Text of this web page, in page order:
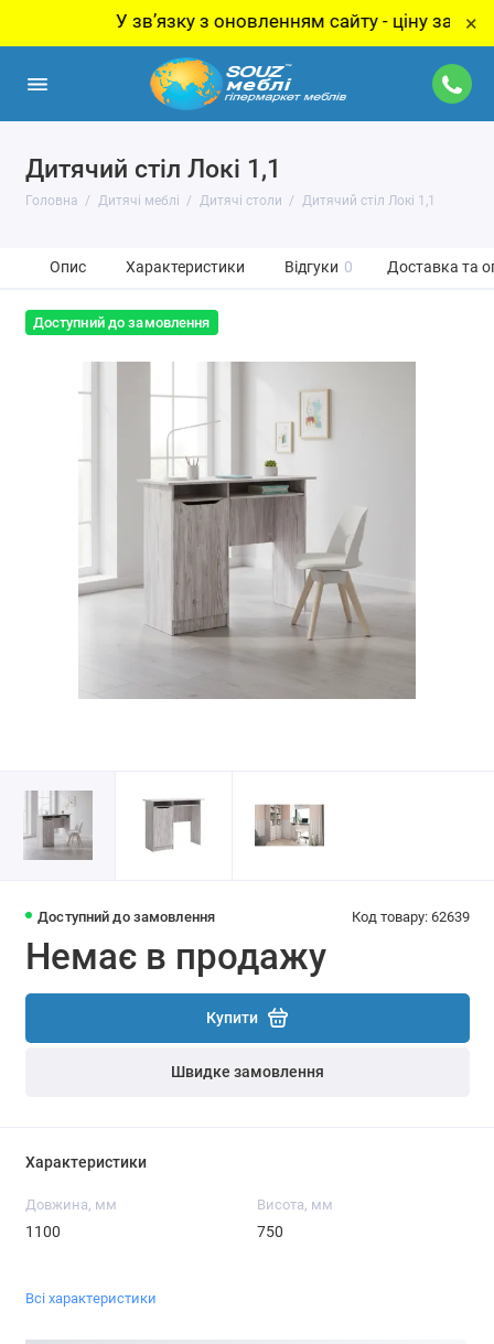
У звʼязку з оновленням сайту - ціну за товар ×
Дитячий стіл Локі 1,1
Головна Дитячі меблі Дитячі столи Дитячий стіл Локі 1,1
Опис Характеристики Відгуки 0 Доставка та
Доступний до замовлення
Доступний до замовлення Код товару: 62639
Немає в продажу
Купити
Швидке замовлення
Характеристики
Довжина, мм
1100
Висота, мм
750
Всі характеристики